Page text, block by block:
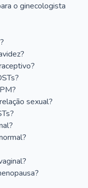
o ginecologista
sexual?